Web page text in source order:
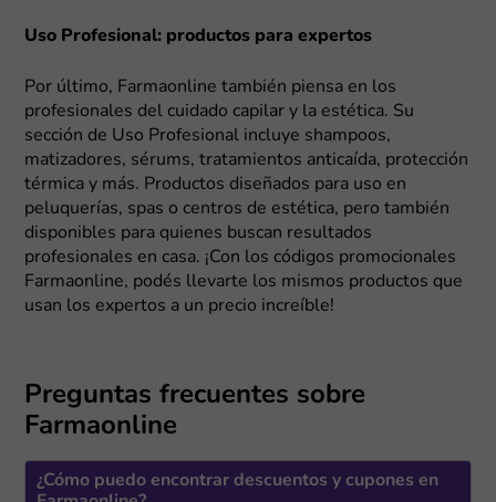
Uso Profesional: productos para expertos
Por último, Farmaonline también piensa en los
profesionales del cuidado capilar y la estética. Su
sección de Uso Profesional incluye shampoos,
matizadores, sérums, tratamientos anticaída, protección
térmica y más. Productos diseñados para uso en
peluquerías, spas o centros de estética, pero también
disponibles para quienes buscan resultados
profesionales en casa. ¡Con los códigos promocionales
Farmaonline, podés llevarte los mismos productos que
usan los expertos a un precio increíble!
Preguntas frecuentes sobre
Farmaonline
¿Cómo puedo encontrar descuentos y cupones en